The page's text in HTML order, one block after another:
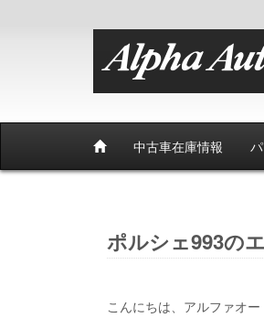
中古車在庫情報
ポルシェ993の
こんにちは、アルファオー